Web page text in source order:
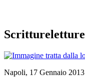
Scrittureletture
Napoli, 17 Gennaio